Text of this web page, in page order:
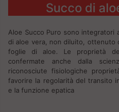
Succo di
Aloe Succo Puro sono integratori
di aloe vera, non diluito, ottenuto
foglie di aloe. Le proprietà
confermate anche dalla
riconosciute fisiologiche
favorire la regolarità del transito
e la funzione epatica